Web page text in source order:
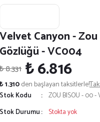
Velvet Canyon -
Gözlüğü - VC004
₺ 8.331 ₺ 6.816
₺ 1.310den başlayan taksitlerle!
Stok Kodu
ZOU BISOU - 00 -
Stok Durumu
Stokta yok